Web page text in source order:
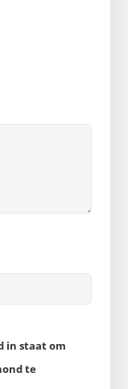
in staat om
te